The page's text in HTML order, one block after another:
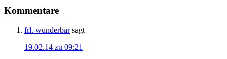
Kommentare
frl. wunderbar sagt
19.02.14 zu 09:21